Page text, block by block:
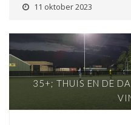
11 oktober 2023
35+; THUIS EN DE